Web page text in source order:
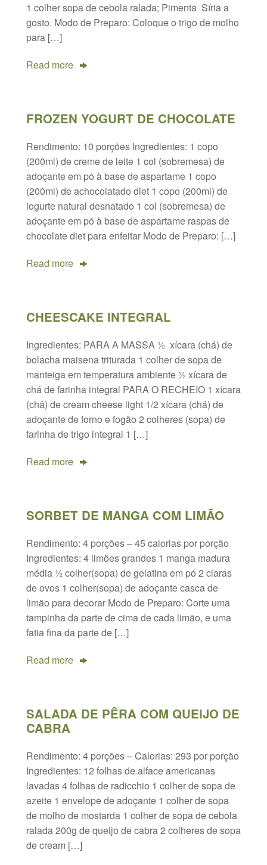
1 colher sopa de cebola ralada; Pimenta Síria a
gosto. Modo de Preparo: Coloque o trigo de molho
para […]
Read more
FROZEN YOGURT DE CHOCOLATE
Rendimento: 10 porções Ingredientes: 1 copo
(200ml) de creme de leite 1 col (sobremesa) de
adoçante em pó à base de aspartame 1 copo
(200ml) de achocolatado diet 1 copo (200ml) de
iogurte natural desnatado 1 col (sobremesa) de
adoçante em pó à base de aspartame raspas de
chocolate diet para enfeitar Modo de Preparo: […]
Read more
CHEESCAKE INTEGRAL
Ingredientes: PARA A MASSA ½ xícara (chá) de
bolacha maisena triturada 1 colher de sopa de
manteiga em temperatura ambiente ½ xícara de
chá de farinha integral PARA O RECHEIO 1 xícara
(chá) de cream cheese light 1/2 xícara (chá) de
adoçante de forno e fogão 2 colheres (sopa) de
farinha de trigo integral 1 […]
Read more
SORBET DE MANGA COM LIMÃO
Rendimento: 4 porções – 45 calorias por porção
Ingredientes: 4 limões grandes 1 manga madura
média ½ colher(sopa) de gelatina em pó 2 claras
de ovos 1 colher(sopa) de adoçante casca de
limão para decorar Modo de Preparo: Corte uma
tampinha da parte de cima de cada limão, e uma
fatia fina da parte de […]
Read more
SALADA DE PÊRA COM QUEIJO DE
CABRA
Rendimento: 4 porções – Calorias: 293 por porção
Ingredientes: 12 folhas de alface americanas
lavadas 4 folhas de radicchio 1 colher de sopa de
azeite 1 envelope de adoçante 1 colher de sopa
de molho de mostarda 1 colher de sopa de cebola
ralada 200g de queijo de cabra 2 colheres de sopa
de cream […]